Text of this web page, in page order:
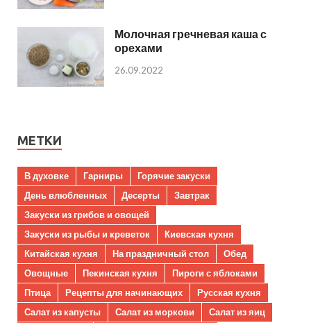
Молочная гречневая каша с
орехами
26.09.2022
МЕТКИ
В духовке Гарниры
Горячие закуски
День влюбленных
Десерты
Завтрак
Закуски из грибов и овощей
Закуски из рыбы и креветок
Киевская кухня
Китайская кухня
На праздничный стол
Обед
Овощные
Пекинская кухня
Пироги с яблоками
Птица
Рецепты для начинающих
Русская кухня
Салат из капусты
Салат из моркови
Салат из яиц